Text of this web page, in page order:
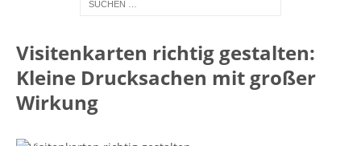
Visitenkarten richtig gestalten:
Kleine Drucksachen mit großer
Wirkung